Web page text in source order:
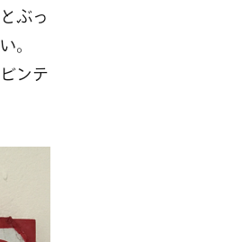
ぶっ
ンテ